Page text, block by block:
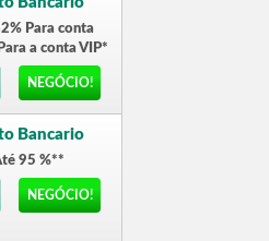
Para conta
a conta VIP*
NEGÓCIO!
Bancario
95 %**
NEGÓCIO!